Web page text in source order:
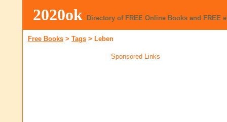
2020ok Directory of FREE Online Books and FREE
Free Books > Tags > Leben
Sponsored Links